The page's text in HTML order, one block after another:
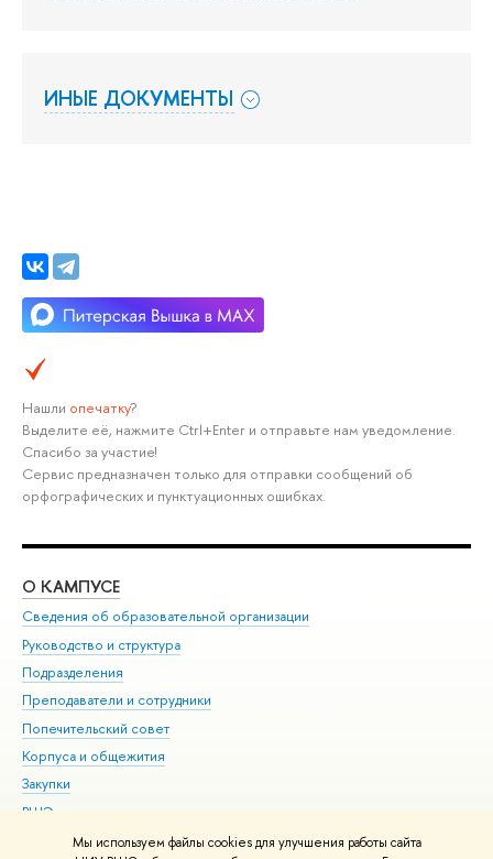
Мы используем файлы cookies для улучшения работы сайта
ИНЫЕ ДОКУМЕНТЫ
Нашли опечатку?
Выделите её, нажмите Ctrl+Enter и отправьте нам уведомление.
Спасибо за участие!
Сервис предназначен только для отправки сообщений об
орфографических и пунктуационных ошибках.
О КАМПУСЕ
Сведения об образовательной организации
Руководство и структура
Подразделения
Преподаватели и сотрудники
Попечительский совет
Корпуса и общежития
Закупки
ВШЭ для студентов с ограниченными возможностями
здоровья и инвалидностью